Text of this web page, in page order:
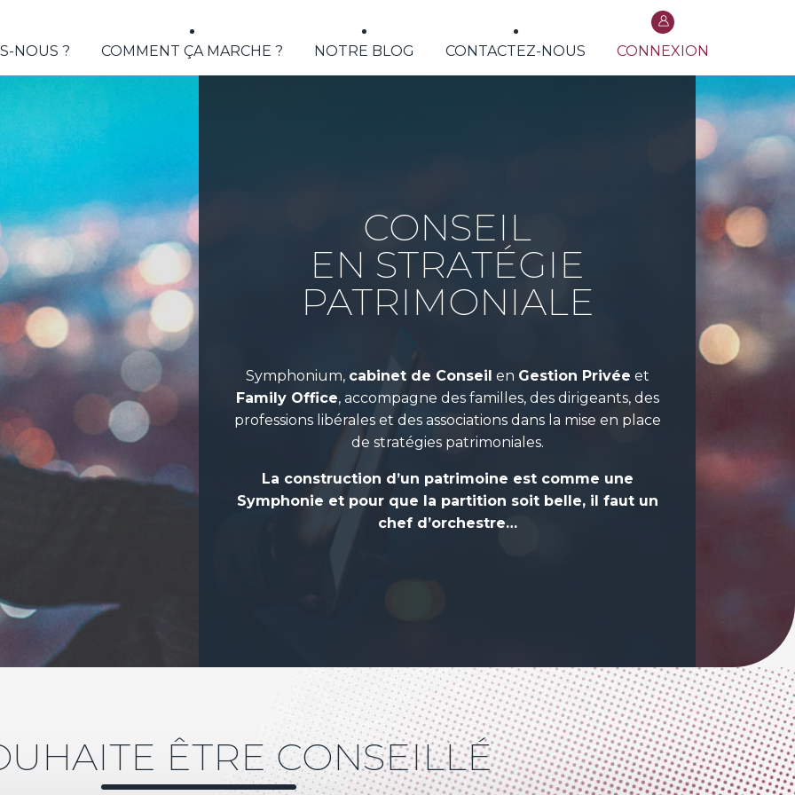
NOUS ? COMMENT ÇA MARCHE ? NOTRE BLOG CONTACTEZ-NOUS CONNEXION
CONSEIL
EN STRATÉGIE
PATRIMONIALE
Symphonium, cabinet de Conseil en Gestion Privée et
Family Office, accompagne des familles, des dirigeants, des
professions libérales et des associations dans la mise en place
de stratégies patrimoniales.
La construction d’un patrimoine est comme une
Symphonie et pour que la partition soit belle, il faut un
chef d’orchestre…
ÊTRE CONSEILLÉ